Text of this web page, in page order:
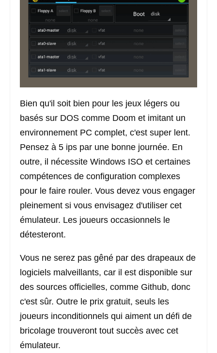
Bien qu'il soit bien pour les jeux légers ou
basés sur DOS comme Doom et imitant un
environnement PC complet, c'est super lent.
Pensez à 5 ips par une bonne journée. En
outre, il nécessite Windows ISO et certaines
compétences de configuration complexes
pour le faire rouler. Vous devez vous engager
pleinement si vous envisagez d'utiliser cet
émulateur. Les joueurs occasionnels le
détesteront.
Vous ne serez pas gêné par des drapeaux de
logiciels malveillants, car il est disponible sur
des sources officielles, comme Github, donc
c'est sûr. Outre le prix gratuit, seuls les
joueurs inconditionnels qui aiment un défi de
bricolage trouveront tout succès avec cet
émulateur.